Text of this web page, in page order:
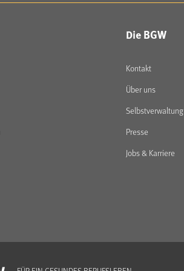
Die BGW
Kontakt
Über uns
Selbstverwaltung
Presse
Jobs & Karriere